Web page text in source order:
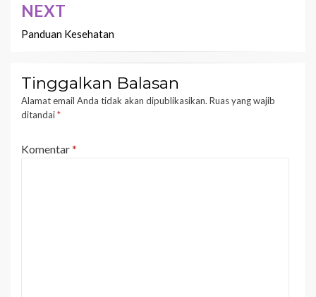
NEXT
Panduan Kesehatan
Tinggalkan Balasan
Alamat email Anda tidak akan dipublikasikan. Ruas yang wajib
ditandai*
Komentar*